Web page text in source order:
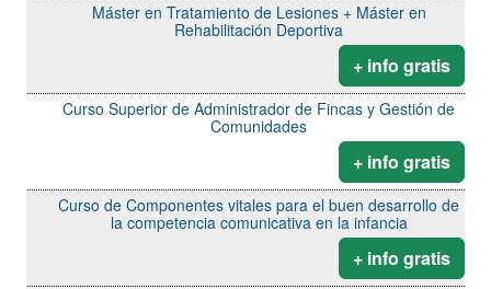
Máster en Tratamiento de Lesiones + Máster en
Rehabilitación Deportiva
+ info gratis
Curso Superior de Administrador de Fincas y Gestión de
Comunidades
+ info gratis
Curso de Componentes vitales para el buen desarrollo de
la competencia comunicativa en la infancia
+ info gratis